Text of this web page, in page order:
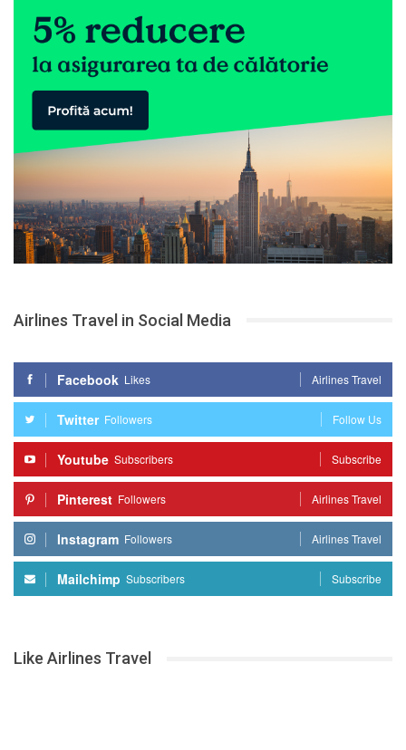
Airlines Travel in Social Media
Facebook Likes Airlines Travel
Twitter Followers Follow Us
Youtube Subscribers Subscribe
Pinterest Followers Airlines Travel
Instagram Followers Airlines Travel
Mailchimp Subscribers Subscribe
Like Airlines Travel